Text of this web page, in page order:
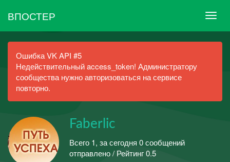
ВПОСТЕР
Ошибка VK API #5
Недействительный access_token! Администратору
сообщества нужно авторизоваться на сервисе
повторно.
Faberlic
Всего 1, за сегодня 0 сообщений
отправлено / Рейтинг 0.5